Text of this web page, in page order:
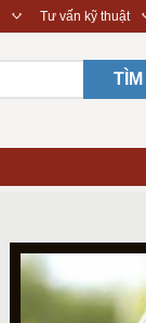
◇ Tư vấn kỹ thuật
TÌM